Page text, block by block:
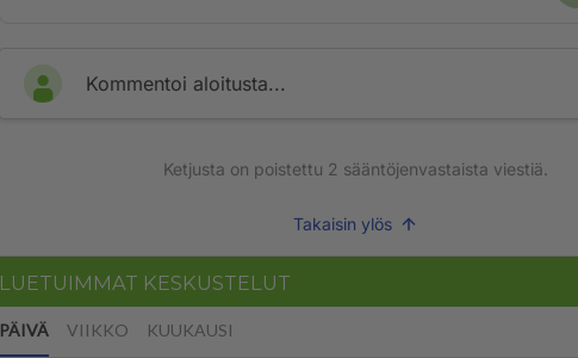
Kommentoi aloitusta...
Ketjusta on poistettu 2 sääntöjenvastaista viestiä.
Takaisin ylös
LUETUIMMAT KESKUSTELUT
PÄIVÄ VIIKKO KUUKAUSI